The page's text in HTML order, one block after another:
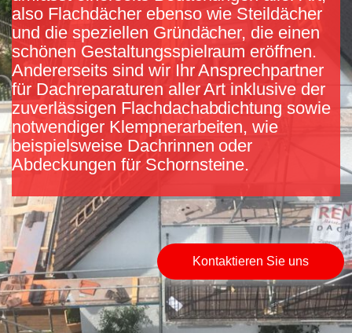
also Flachdächer ebenso wie Steildächer
und die speziellen Gründächer, die einen
schönen Gestaltungsspielraum eröffnen.
Andererseits sind wir Ihr Ansprechpartner
für Dachreparaturen aller Art inklusive der
zuverlässigen Flachdachabdichtung sowie
notwendiger Klempnerarbeiten, wie
beispielsweise Dachrinnen oder
Abdeckungen für Schornsteine.
Kontaktieren Sie uns